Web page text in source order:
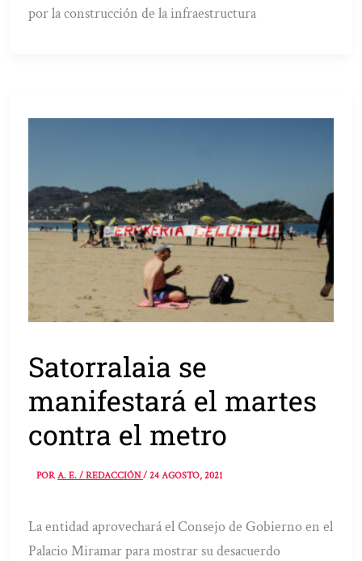
por la construcción de la infraestructura
Satorralaia se
manifestará el martes
contra el metro
PORA. E. / REDACCIÓN/24 AGOSTO, 2021
La entidad aprovechará el Consejo de Gobierno en el
Palacio Miramar para mostrar su desacuerdo